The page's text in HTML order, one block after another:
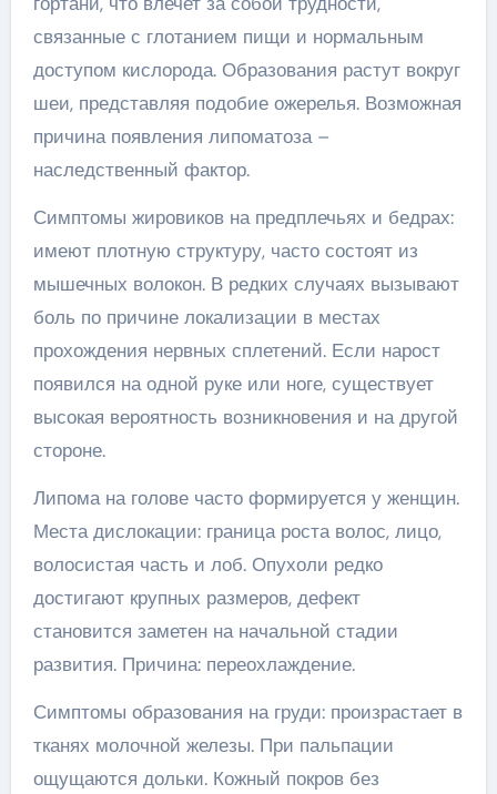
связанные с глотанием пищи и нормальным
доступом кислорода. Образования растут вокруг
шеи, представляя подобие ожерелья. Возможная
причина появления липоматоза –
наследственный фактор.
Симптомы жировиков на предплечьях и бедрах:
имеют плотную структуру, часто состоят из
мышечных волокон. В редких случаях вызывают
боль по причине локализации в местах
прохождения нервных сплетений. Если нарост
появился на одной руке или ноге, существует
высокая вероятность возникновения и на другой
стороне.
Липома на голове часто формируется у женщин.
Места дислокации: граница роста волос, лицо,
волосистая часть и лоб. Опухоли редко
достигают крупных размеров, дефект
становится заметен на начальной стадии
развития. Причина: переохлаждение.
Симптомы образования на груди: произрастает в
тканях молочной железы. При пальпации
ощущаются дольки. Кожный покров без